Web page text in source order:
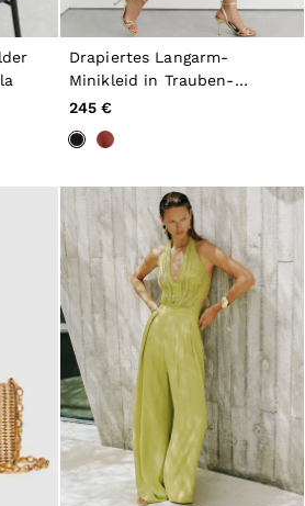
Drapiertes Langarm-
Minikleid in Trauben-
Burgunderrot
245 €